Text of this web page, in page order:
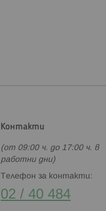
Контакти
(от 09:00 ч. до 17:00 ч. в
работни дни)
Телефон за контакти:
02 / 40 484